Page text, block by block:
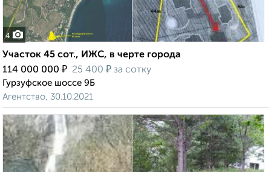
4
Участок 45 сот., ИЖС, в черте города
114 000 000 ₽ 25 400 ₽ за сотку
Гурзуфское шоссе 9Б
Агентство, 30.10.2021